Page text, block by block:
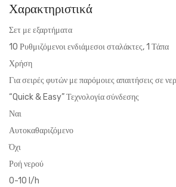
Χαρακτηριστικά
Σετ με εξαρτήματα
10 Ρυθμιζόμενοι ενδιάμεσοι σταλάκτες, 1 Τάπα
Χρήση
Για σειρές φυτών με παρόμοιες απαιτήσεις σε
“Quick & Easy” Τεχνολογία σύνδεσης
Ναι
Αυτοκαθαριζόμενο
Όχι
Ροή νερού
0-10 l/h